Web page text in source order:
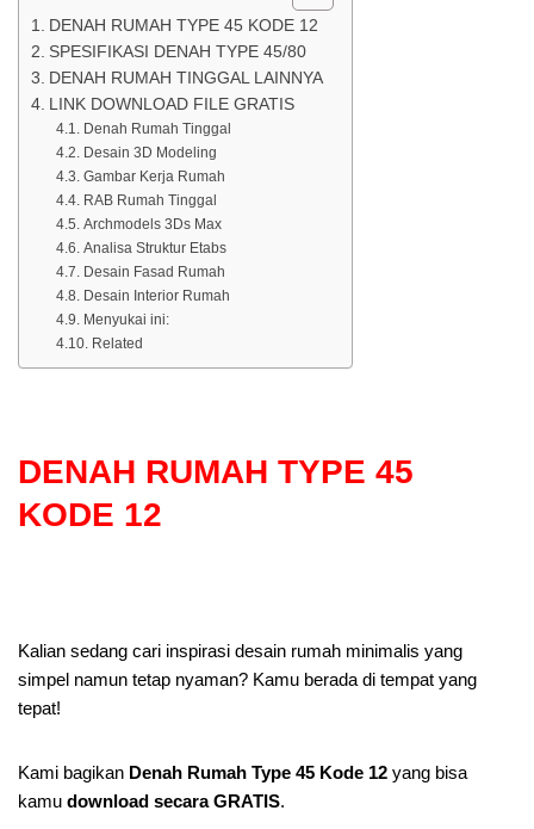
DENAH RUMAH TYPE 45 KODE 12
SPESIFIKASI DENAH TYPE 45/80
DENAH RUMAH TINGGAL LAINNYA
LINK DOWNLOAD FILE GRATIS
Denah Rumah Tinggal
Desain 3D Modeling
Gambar Kerja Rumah
RAB Rumah Tinggal
Archmodels 3Ds Max
Analisa Struktur Etabs
Desain Fasad Rumah
Desain Interior Rumah
Menyukai ini:
Related
DENAH RUMAH TYPE 45
KODE 12
Kalian sedang cari inspirasi desain rumah minimalis yang
simpel namun tetap nyaman? Kamu berada di tempat yang
tepat!
Kami bagikan Denah Rumah Type 45 Kode 12 yang bisa
kamu download secara GRATIS.